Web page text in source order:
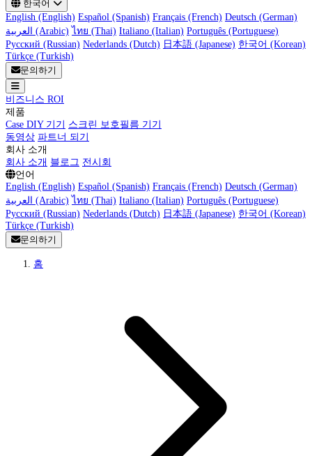
한국어
English (English) Español (Spanish) Français (French) Deutsch (German)
العربية (Arabic) ไทย (Thai) Italiano (Italian) Português (Portuguese)
Русский (Russian) Nederlands (Dutch) 日本語 (Japanese) 한국어 (Korean)
Türkçe (Turkish)
문의하기
비즈니스 ROI
제품
Case DIY 기기
스크린 보호필름 기기
동영상 파트너 되기
회사 소개
회사 소개 블로그 전시회
언어
English (English) Español (Spanish) Français (French) Deutsch (German)
العربية (Arabic) ไทย (Thai) Italiano (Italian) Português (Portuguese)
Русский (Russian) Nederlands (Dutch) 日本語 (Japanese) 한국어 (Korean)
Türkçe (Turkish)
문의하기
홈